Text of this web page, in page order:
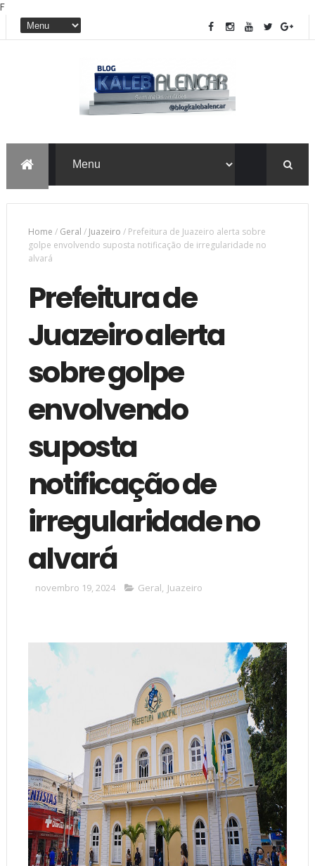
F
Home / Geral / Juazeiro / Prefeitura de Juazeiro alerta sobre
golpe envolvendo suposta notificação de irregularidade no
alvará
Prefeitura de
Juazeiro alerta
sobre golpe
envolvendo
suposta
notificação de
irregularidade no
alvará
novembro 19, 2024 Geral, Juazeiro